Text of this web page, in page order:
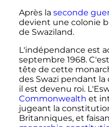
Après la seconde
devient une colonie
de Swaziland.
L'indépendance est
septembre 1968.
tête de cette
des Swazi pendant
il est devenu roi.
Commonwealth et
jugeant la
Britanniques, et